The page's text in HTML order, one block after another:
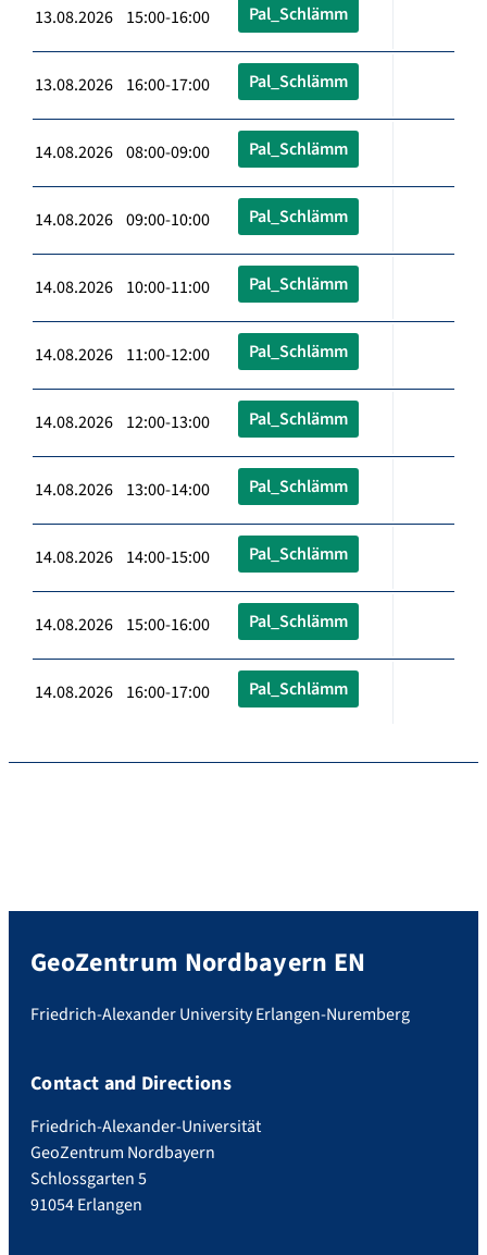
13.08.2026 15:00-16:00 Pal_Schlämm
13.08.2026 16:00-17:00 Pal_Schlämm
14.08.2026 08:00-09:00 Pal_Schlämm
14.08.2026 09:00-10:00 Pal_Schlämm
14.08.2026 10:00-11:00 Pal_Schlämm
14.08.2026 11:00-12:00 Pal_Schlämm
14.08.2026 12:00-13:00 Pal_Schlämm
14.08.2026 13:00-14:00 Pal_Schlämm
14.08.2026 14:00-15:00 Pal_Schlämm
14.08.2026 15:00-16:00 Pal_Schlämm
14.08.2026 16:00-17:00 Pal_Schlämm
GeoZentrum Nordbayern EN
Friedrich-Alexander University Erlangen-Nuremberg
Contact and Directions
Friedrich-Alexander-Universität
GeoZentrum Nordbayern
Schlossgarten 5
91054 Erlangen